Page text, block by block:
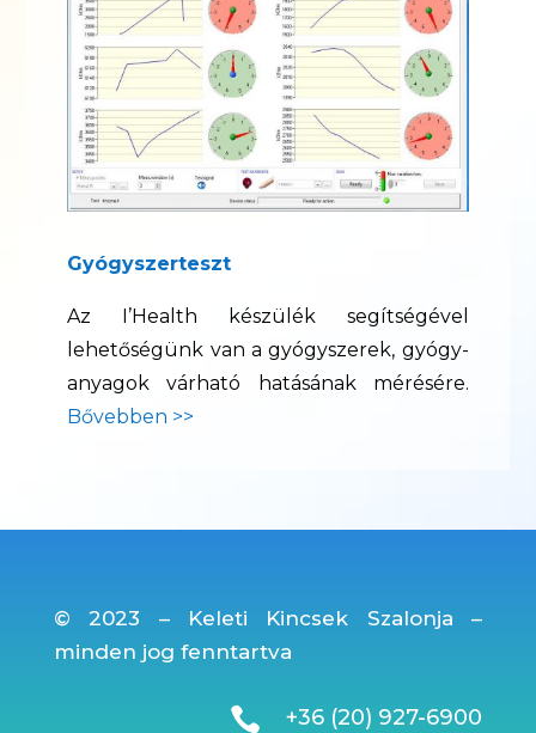
Gyógyszerteszt
Az I’Health készülék segítségével
lehetőségünk van a gyógyszerek, gyógy-
anyagok várható hatásának mérésére.
Bővebben >>
© 2023 – Keleti Kincsek Szalonja –
minden jog fenntartva
 +36 (20) 927-6900